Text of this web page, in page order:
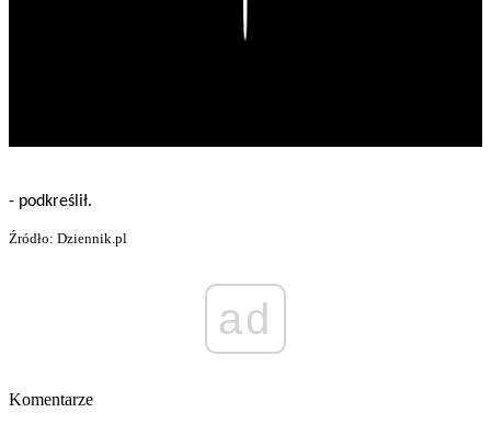
- podkreślił.
Źródło: Dziennik.pl
ad
Komentarze